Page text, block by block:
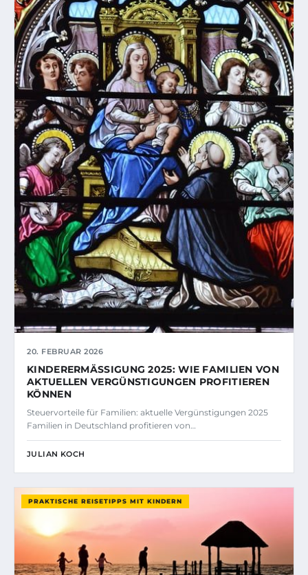
20. FEBRUAR 2026
KINDERERMÄSSIGUNG 2025: WIE FAMILIEN VON A
KTUELLEN VERGÜNSTIGUNGEN PROFITIEREN K
ÖNNEN
Steuervorteile für Familien: aktuelle Vergünstigungen 2025
Familien in Deutschland profitieren von…
JULIAN KOCH
PRAKTISCHE REISETIPPS MIT KINDERN